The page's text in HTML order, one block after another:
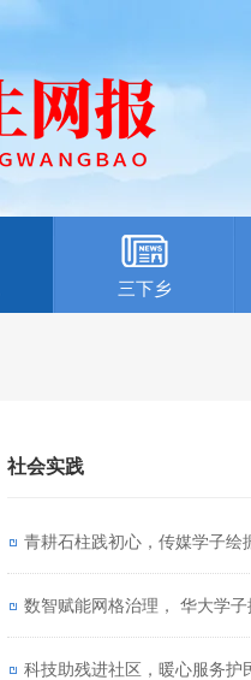
三下乡
社会实践
青耕石柱践初心，传媒学子
数智赋能网格治理， 华大学
科技助残进社区，暖心服务